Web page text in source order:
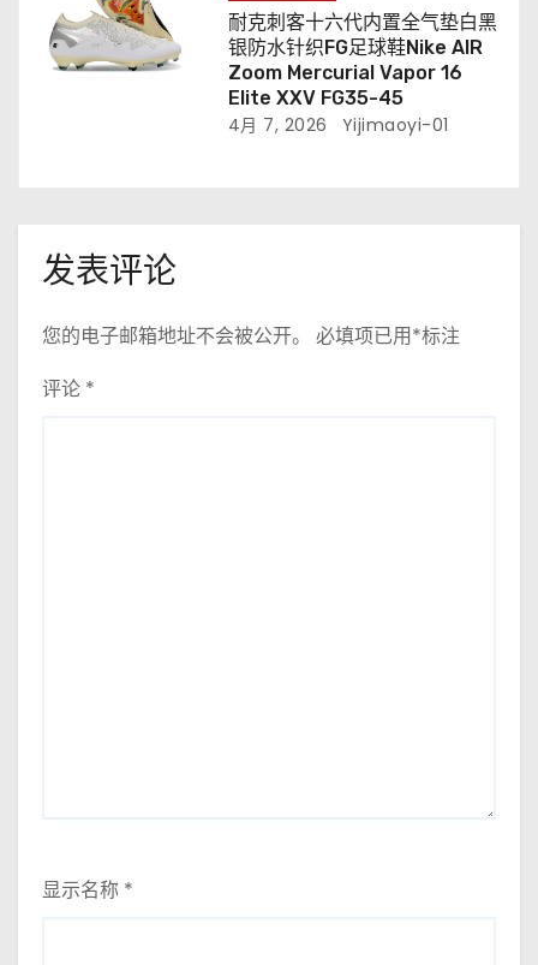
耐克刺客十六代内置全气垫白黑
银防水针织FG足球鞋Nike AIR
Zoom Mercurial Vapor 16
Elite XXV FG35-45
4月 7, 2026 Yijimaoyi-01
发表评论
您的电子邮箱地址不会被公开。 必填项已用*标注
评论 *
显示名称 *